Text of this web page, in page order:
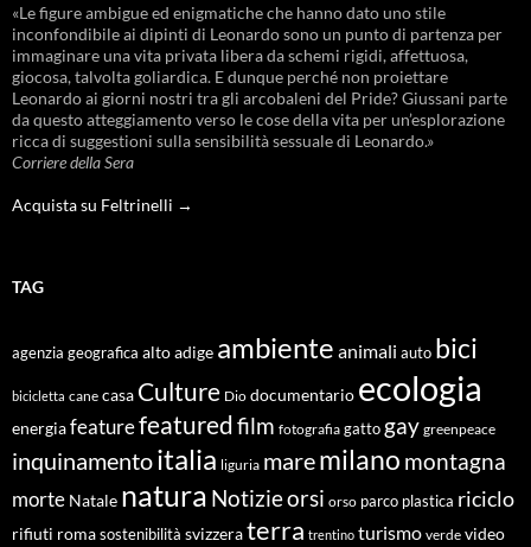
«Le figure ambigue ed enigmatiche che hanno dato uno stile
inconfondibile ai dipinti di Leonardo sono un punto di partenza per
immaginare una vita privata libera da schemi rigidi, affettuosa,
giocosa, talvolta goliardica. E dunque perché non proiettare
Leonardo ai giorni nostri tra gli arcobaleni del Pride? Giussani parte
da questo atteggiamento verso le cose della vita per un’esplorazione
ricca di suggestioni sulla sensibilità sessuale di Leonardo.»
Corriere della Sera
Acquista su Feltrinelli →
TAG
agenzia geografica alto adige ambiente animali auto bici
bicicletta cane casa Culture Dio documentario ecologia
energiafeaturefeaturedfilm fotografia gatto gay greenpeace
inquinamentoitalia liguria maremilano montagna
morte Natale natura Notizieorsi orso parco plastica riciclo
rifiuti roma sostenibilità svizzeraterra trentino turismo verde video